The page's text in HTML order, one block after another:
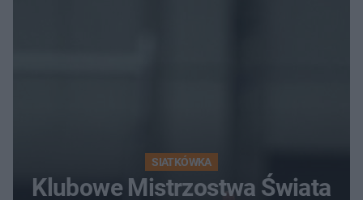
SIATKÓWKA
Klubowe Mistrzostwa Świata